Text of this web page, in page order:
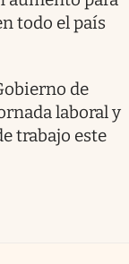
todo el país
de
laboral y
trabajo este